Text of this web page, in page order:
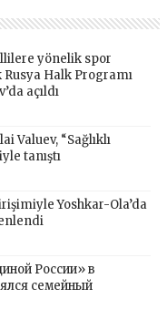
yönelik spor
Rusya Halk Programı
açıldı
Valuev, “Sağlıklı
tanıştı
Yoshkar-Ola’da
России» в
семейный